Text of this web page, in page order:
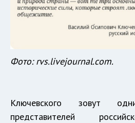
Фото: rvs.livejournal.com.
Ключевского зовут
представителей